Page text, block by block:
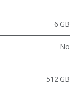
6 GB
No
512 GB